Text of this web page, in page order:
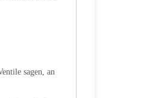
sagen, an